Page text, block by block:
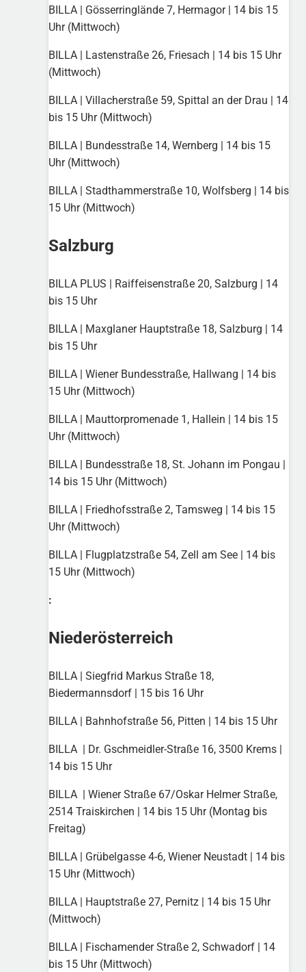
BILLA | Gösserringlände 7, Hermagor | 14 bis 15
Uhr (Mittwoch)
BILLA | Lastenstraße 26, Friesach | 14 bis 15 Uhr
(Mittwoch)
BILLA | Villacherstraße 59, Spittal an der Drau | 14
bis 15 Uhr (Mittwoch)
BILLA | Bundesstraße 14, Wernberg | 14 bis 15
Uhr (Mittwoch)
BILLA | Stadthammerstraße 10, Wolfsberg | 14 bis
15 Uhr (Mittwoch)
Salzburg
BILLA PLUS | Raiffeisenstraße 20, Salzburg | 14
bis 15 Uhr
BILLA | Maxglaner Hauptstraße 18, Salzburg | 14
bis 15 Uhr
BILLA | Wiener Bundesstraße, Hallwang | 14 bis
15 Uhr (Mittwoch)
BILLA | Mauttorpromenade 1, Hallein | 14 bis 15
Uhr (Mittwoch)
BILLA | Bundesstraße 18, St. Johann im Pongau |
14 bis 15 Uhr (Mittwoch)
BILLA | Friedhofsstraße 2, Tamsweg | 14 bis 15
Uhr (Mittwoch)
BILLA | Flugplatzstraße 54, Zell am See | 14 bis
15 Uhr (Mittwoch)
:
Niederösterreich
BILLA | Siegfrid Markus Straße 18,
Biedermannsdorf | 15 bis 16 Uhr
BILLA | Bahnhofstraße 56, Pitten | 14 bis 15 Uhr
BILLA | Dr. Gschmeidler-Straße 16, 3500 Krems |
14 bis 15 Uhr
BILLA | Wiener Straße 67/Oskar Helmer Straße,
2514 Traiskirchen | 14 bis 15 Uhr (Montag bis
Freitag)
BILLA | Grübelgasse 4-6, Wiener Neustadt | 14 bis
15 Uhr (Mittwoch)
BILLA | Hauptstraße 27, Pernitz | 14 bis 15 Uhr
(Mittwoch)
BILLA | Fischamender Straße 2, Schwadorf | 14
bis 15 Uhr (Mittwoch)